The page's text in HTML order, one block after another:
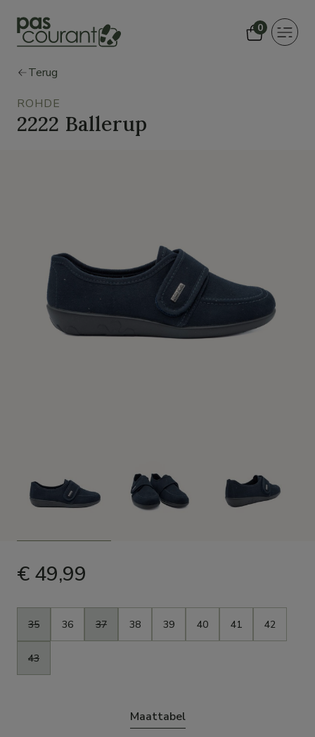
0
Toggle
Terug
ROHDE
2222 Ballerup
€ 49,99
Maat
35 36 37 38 39 40 41 42
43
Maattabel